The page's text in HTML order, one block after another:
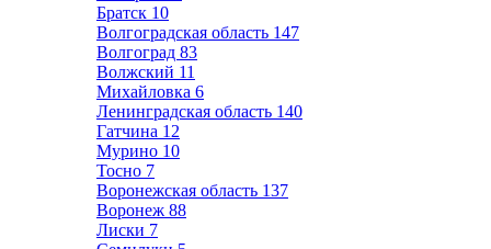
Братск 10
Волгоградская область 147
Волгоград 83
Волжский 11
Михайловка 6
Ленинградская область 140
Гатчина 12
Мурино 10
Тосно 7
Воронежская область 137
Воронеж 88
Лиски 7